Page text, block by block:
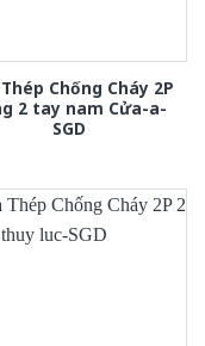
Chống Cháy 2P
2 tay nam Cửa-a-
SGD